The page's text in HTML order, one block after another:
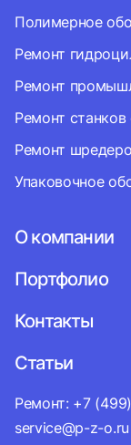
Полимерное
Ремонт
Ремонт
Ремонт
Ремонт
Упаковочное
О компании
Портфолио
Контакты
Статьи
Ремонт: +7
service@p-z-o.ru